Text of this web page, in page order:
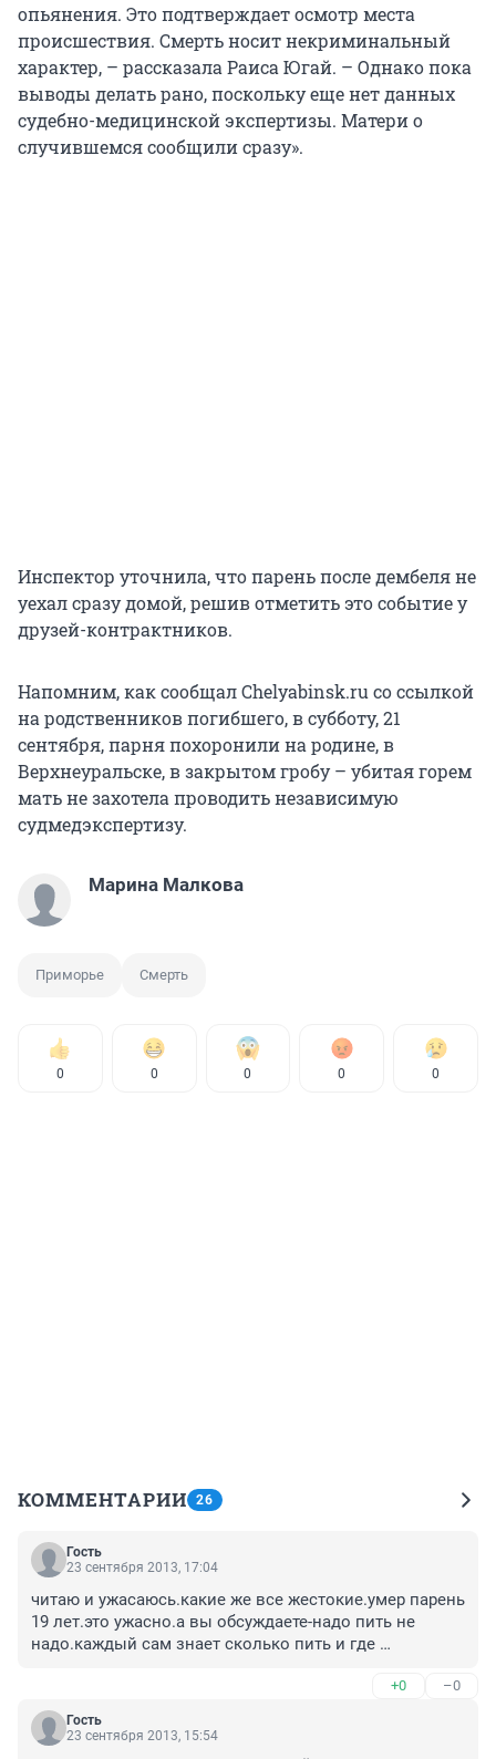
опьянения. Это подтверждает осмотр места
происшествия. Смерть носит некриминальный
характер, – рассказала Раиса Югай. – Однако пока
выводы делать рано, поскольку еще нет данных
судебно-медицинской экспертизы. Матери о
случившемся сообщили сразу».
Инспектор уточнила, что парень после дембеля не
уехал сразу домой, решив отметить это событие у
друзей-контрактников.
Напомним, как сообщал Chelyabinsk.ru со ссылкой
на родственников погибшего, в субботу, 21
сентября, парня похоронили на родине, в
Верхнеуральске, в закрытом гробу – убитая горем
мать не захотела проводить независимую
судмедэкспертизу.
Марина Малкова
Приморье Смерть
0 0 0 0 0
КОММЕНТАРИИ 26
Гость
23 сентября 2013, 17:04
читаю и ужасаюсь.какие же все жестокие.умер парень
19 лет.это ужасно.а вы обсуждаете-надо пить не
надо.каждый сам знает сколько пить и где
+0 –0
Гость
23 сентября 2013, 15:54